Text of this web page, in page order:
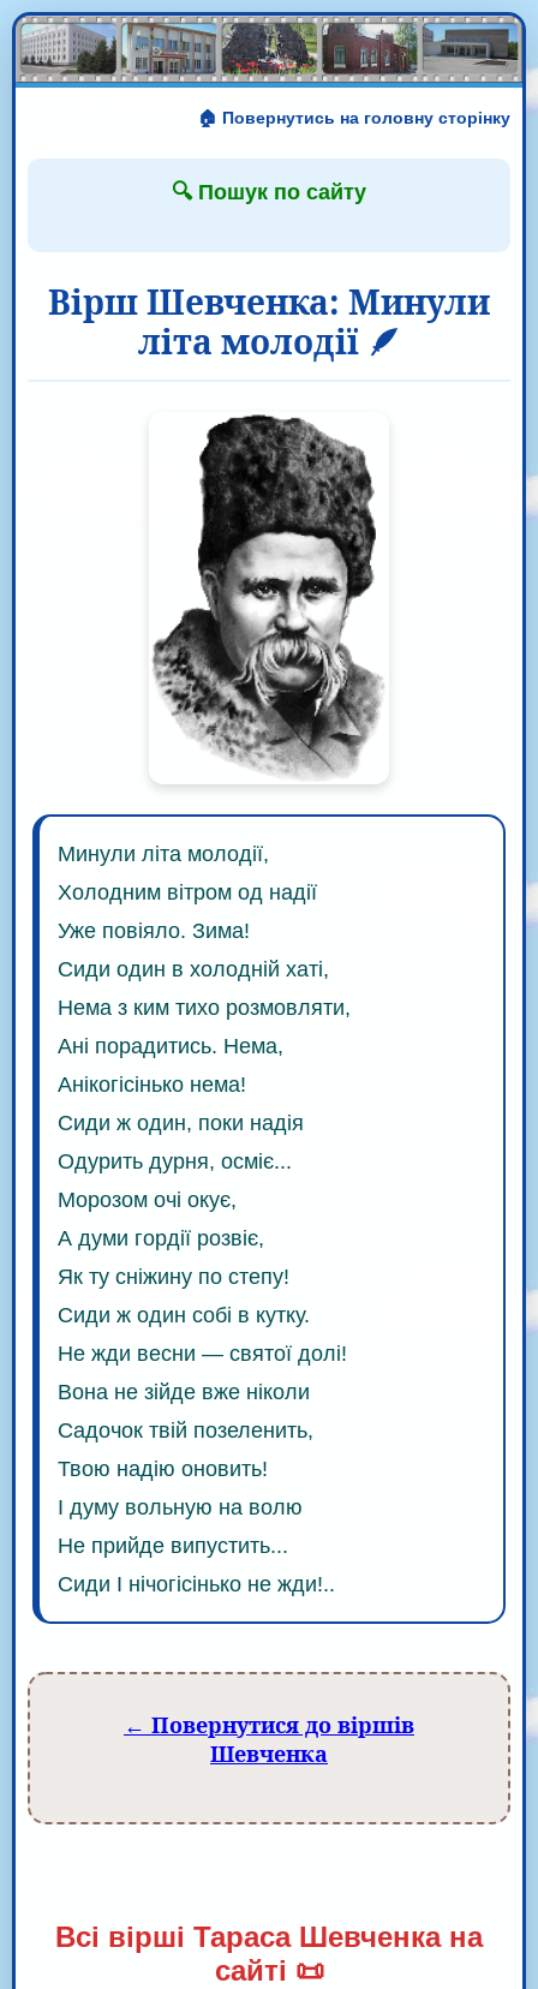
🏠 Повернутись на головну сторінку
🔍 Пошук по сайту
Вірш Шевченка: Минули
літа молодії 🪶
Минули літа молодії,
Холодним вітром од надії
Уже повіяло. Зима!
Сиди один в холодній хаті,
Нема з ким тихо розмовляти,
Ані порадитись. Нема,
Анікогісінько нема!
Сиди ж один, поки надія
Одурить дурня, осміє...
Морозом очі окує,
А думи гордії розвіє,
Як ту сніжину по степу!
Сиди ж один собі в кутку.
Не жди весни — святої долі!
Вона не зійде вже ніколи
Садочок твій позеленить,
Твою надію оновить!
І думу вольную на волю
Не прийде випустить...
Сиди І нічогісінько не жди!..
← Повернутися до віршів
Шевченка
Всі вірші Тараса Шевченка на
сайті 📜